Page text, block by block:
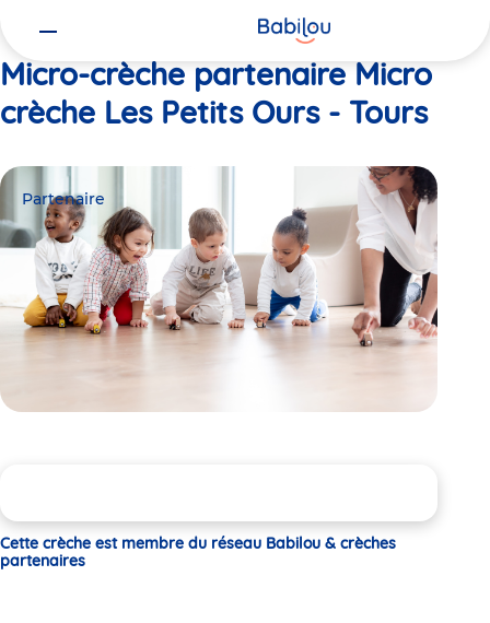
Micro-crèche partenaire Micro
crèche Les Petits Ours - Tours
Partenaire
Cette crèche est membre du réseau Babilou & crèches
partenaires